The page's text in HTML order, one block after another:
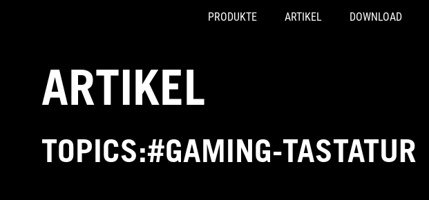
PRODUKTE ARTIKEL DOWNLOAD
ARTIKEL
TOPICS:#GAMING-TASTATUR